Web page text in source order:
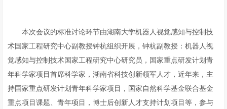
本次会议的标准讨论环节由湖南大学机器人视觉感知与控制技
术国家工程研究中心副教授钟杭组织开展，钟杭副教授：机器人视
觉感知与控制技术国家工程研究中心研究员，国家重点研发计划青
年科学家项目首席科学家，湖南省科技创新领军人才，近年来，主
持国家重点研发计划青年科学家项目，国家自然科学基金联合基金
重点项目课题、青年项目，博士后创新人才支持计划项目等，参与